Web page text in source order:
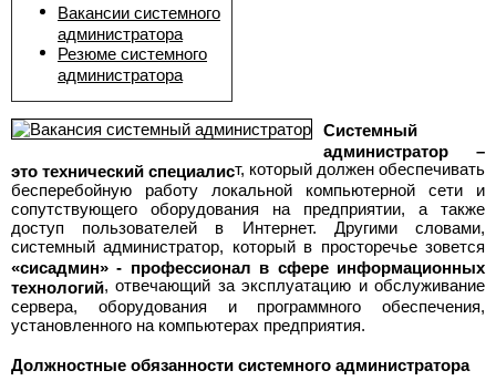
Добавить
резюме
Работодателям
Добавить
вакансию
Полная
Вакансии системного
администратора
Резюме системного
администратора
Системный
администратор –
это технический специалист, который должен обеспечивать
бесперебойную работу локальной компьютерной сети и
сопутствующего оборудования на предприятии, а также
доступ пользователей в Интернет. Другими словами,
системный администратор, который в просторечье зовется
«сисадмин» - профессионал в сфере информационных
технологий, отвечающий за эксплуатацию и обслуживание
сервера, оборудования и программного обеспечения,
установленного на компьютерах предприятия.
Должностные обязанности системного администратора